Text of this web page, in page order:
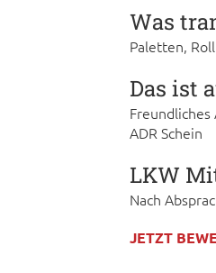
Was
Paletten,
Das ist
ADR Schein
LKW
Nach
JETZT